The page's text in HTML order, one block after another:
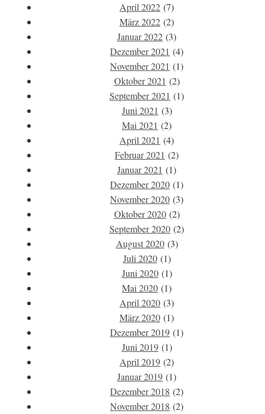
April 2022 (7)
März 2022 (2)
Januar 2022 (3)
Dezember 2021 (4)
November 2021 (1)
Oktober 2021 (2)
September 2021 (1)
Juni 2021 (3)
Mai 2021 (2)
April 2021 (4)
Februar 2021 (2)
Januar 2021 (1)
Dezember 2020 (1)
November 2020 (3)
Oktober 2020(2)
September 2020 (2)
August 2020(3)
Juli 2020(1)
Juni 2020(1)
Mai 2020 (1)
April 2020 (3)
März 2020 (1)
Dezember 2019 (1)
Juni 2019(1)
April 2019 (2)
Januar 2019 (1)
Dezember 2018 (2)
November 2018 (2)